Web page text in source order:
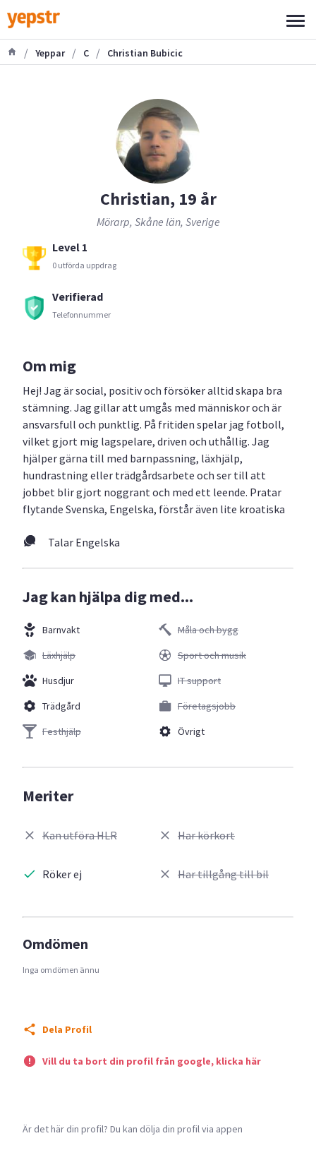
/ Yeppar / C / Christian Bubicic
Christian, 19 år
Mörarp, Skåne län, Sverige
Level 1
0 utförda uppdrag
Verifierad
Telefonnummer
Om mig
Hej! Jag är social, positiv och försöker alltid skapa bra
stämning. Jag gillar att umgås med människor och är
ansvarsfull och punktlig. På fritiden spelar jag fotboll,
vilket gjort mig lagspelare, driven och uthållig. Jag
hjälper gärna till med barnpassning, läxhjälp,
hundrastning eller trädgårdsarbete och ser till att
jobbet blir gjort noggrant och med ett leende. Pratar
flytande Svenska, Engelska, förstår även lite kroatiska
Talar Engelska
Jag kan hjälpa dig med...
Barnvakt
Läxhjälp
Husdjur
Trädgård
Festhjälp
Måla och bygg
Sport och musik
IT support
Företagsjobb
Övrigt
Meriter
Kan utföra HLR
Röker ej
Har körkort
Har tillgång till bil
Omdömen
Inga omdömen ännu
Dela Profil
Vill du ta bort din profil från google, klicka här
Är det här din profil? Du kan dölja din profil via appen